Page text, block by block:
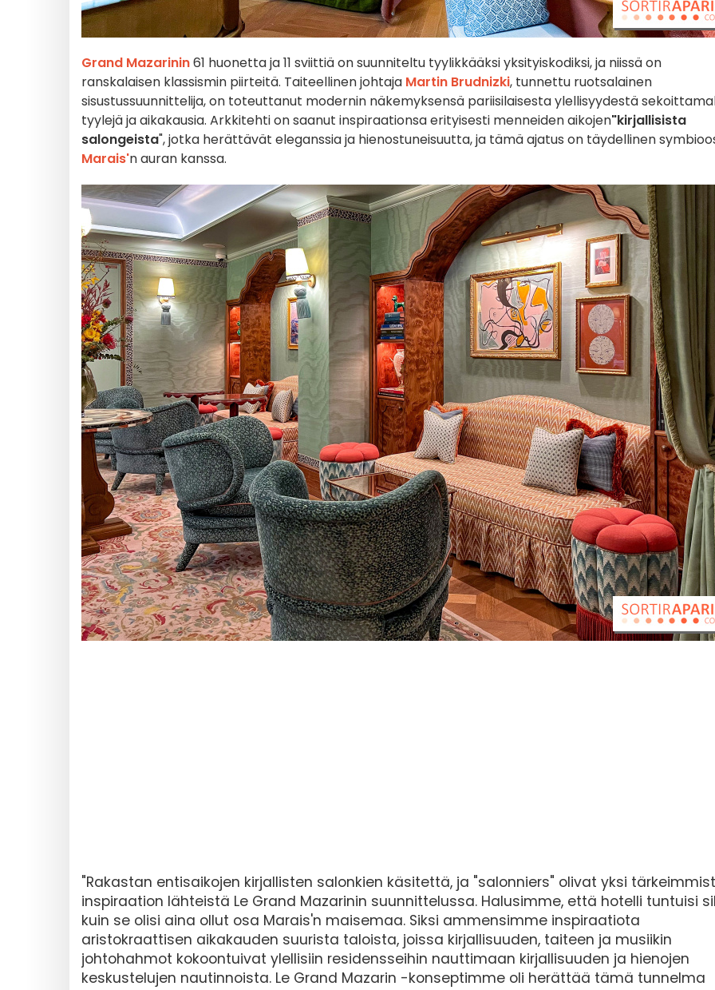
Grand Mazarinin61 huonetta ja 11 sviittiä on suunniteltu tyylikkääksi yksityiskodiksi, ja niissä on
ranskalaisen klassismin piirteitä. Taiteellinen johtaja Martin Brudnizki, tunnettu ruotsalainen
sisustussuunnittelija, on toteuttanut modernin näkemyksensä pariisilaisesta ylellisyydestä
tyylejä ja aikakausia. Arkkitehti on saanut inspiraationsa erityisesti menneiden aikojen"kirjallisista
salongeista", jotka herättävät eleganssia ja hienostuneisuutta, ja tämä ajatus on täydellinen
Marais'n auran kanssa.
"Rakastan entisaikojen kirjallisten salonkien käsitettä, ja "salonniers" olivat yksi
inspiraation lähteistä Le Grand Mazarinin suunnittelussa. Halusimme, että hotelli tuntuisi
kuin se olisi aina ollut osa Marais'n maisemaa. Siksi ammensimme inspiraatiota
aristokraattisen aikakauden suurista taloista, joissa kirjallisuuden, taiteen ja musiikin
johtohahmot kokoontuivat ylellisiin residensseihin nauttimaan kirjallisuuden ja hienojen
keskustelujen nautinnoista. Le Grand Mazarin -konseptimme oli herättää tämä tunnelma